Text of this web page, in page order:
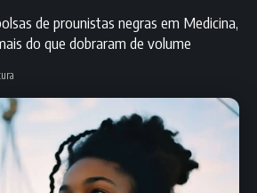
de prounistas negras em Medicina,
do que dobraram de volume